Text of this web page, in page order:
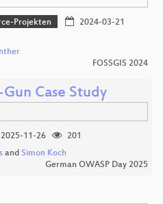
Projekten
2024-03-21
FOSSGIS 2024
Case Study
2025-11-26
201
and Simon Koch
German OWASP Day 2025